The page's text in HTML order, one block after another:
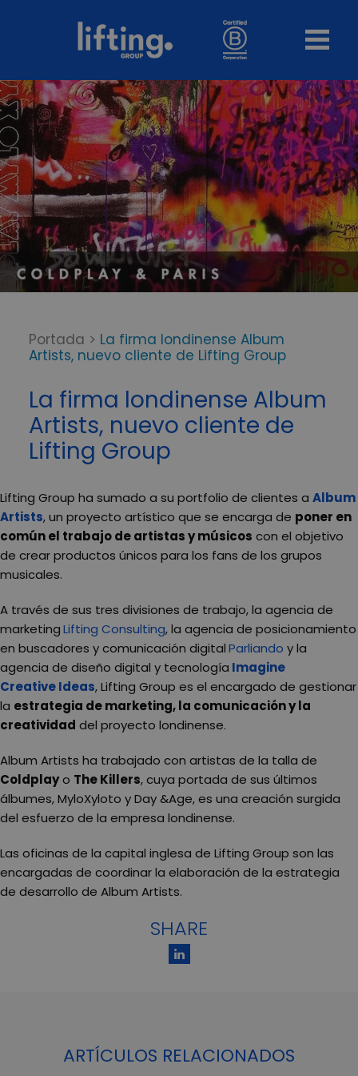
Portada > La firma londinense Album
Artists, nuevo cliente de Lifting Group
La firma londinense Album
Artists, nuevo cliente de
Lifting Group
Lifting Group ha sumado a su portfolio de clientes a Album
Artists, un proyecto artístico que se encarga de poner en
común el trabajo de artistas y músicos con el objetivo
de crear productos únicos para los fans de los grupos
musicales.
A través de sus tres divisiones de trabajo, la agencia de
marketingLifting Consulting, la agencia de posicionamiento
en buscadores y comunicación digitalParliando y la
agencia de diseño digital y tecnología Imagine
Creative Ideas, Lifting Group es el encargado de gestionar
la estrategia de marketing, la comunicación y la
creatividad del proyecto londinense.
Album Artists ha trabajado con artistas de la talla de
Coldplayo The Killers, cuya portada de sus últimos
álbumes, MyloXyloto y Day &Age, es una creación surgida
del esfuerzo de la empresa londinense.
Las oficinas de la capital inglesa de Lifting Group son las
encargadas de coordinar la elaboración de la estrategia
de desarrollo de Album Artists.
SHARE
ARTÍCULOS RELACIONADOS